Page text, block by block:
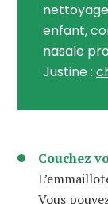
nettoyage
enfant,
nasale
Justine :
Couchez
Vous